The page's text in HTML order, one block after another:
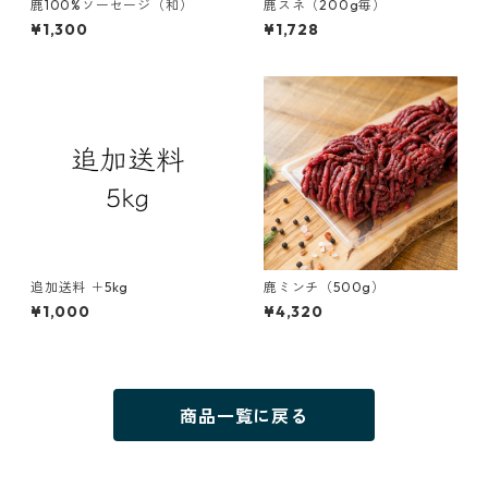
鹿100%ソーセージ（和）
¥1,300
鹿スネ（200g毎）
¥1,728
追加送料 ＋5kg
¥1,000
鹿ミンチ（500g）
¥4,320
商品一覧に戻る